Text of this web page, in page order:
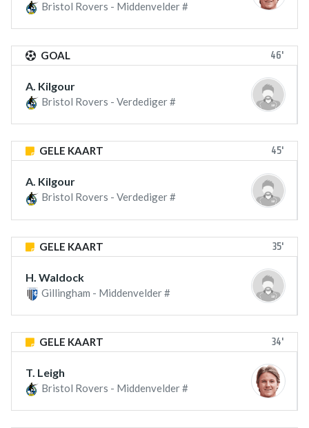
Bristol Rovers - Middenvelder #
GOAL 46'
A. Kilgour
Bristol Rovers - Verdediger #
GELE KAART 45'
A. Kilgour
Bristol Rovers - Verdediger #
GELE KAART 35'
H. Waldock
Gillingham - Middenvelder #
GELE KAART 34'
T. Leigh
Bristol Rovers - Middenvelder #